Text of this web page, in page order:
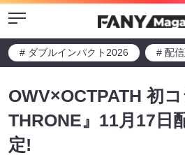
Menu
# ダブルインパクト2026 # 配
OWV×OCTPATH 初
THRONE』11月17日
定!